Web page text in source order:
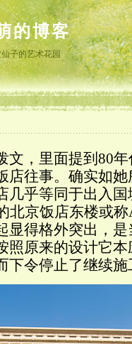
的博客
子的艺术花园
文，里面提到 80年
店往事。确实如
几乎等同于出入
北京饭店东楼或称
显得格外突出，
照原来的设计它
下令停止了继续施